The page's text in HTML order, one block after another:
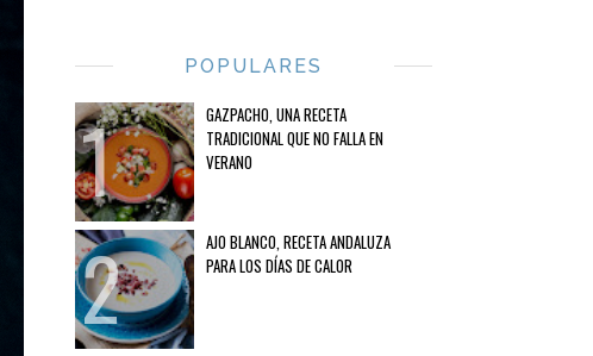
POPULARES
GAZPACHO, UNA RECETA
TRADICIONAL QUE NO FALLA EN
VERANO
AJO BLANCO, RECETA ANDALUZA
PARA LOS DÍAS DE CALOR